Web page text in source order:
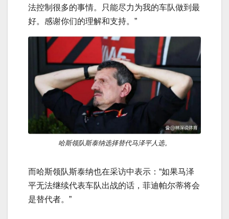
法控制很多的事情。只能尽力为我的车队做到最
好。感谢你们的理解和支持。”
哈斯领队斯泰纳选择替代马泽平人选。
而哈斯领队斯泰纳也在采访中表示：“如果马泽
平无法继续代表车队出战的话，菲迪帕尔蒂将会
是替代者。”